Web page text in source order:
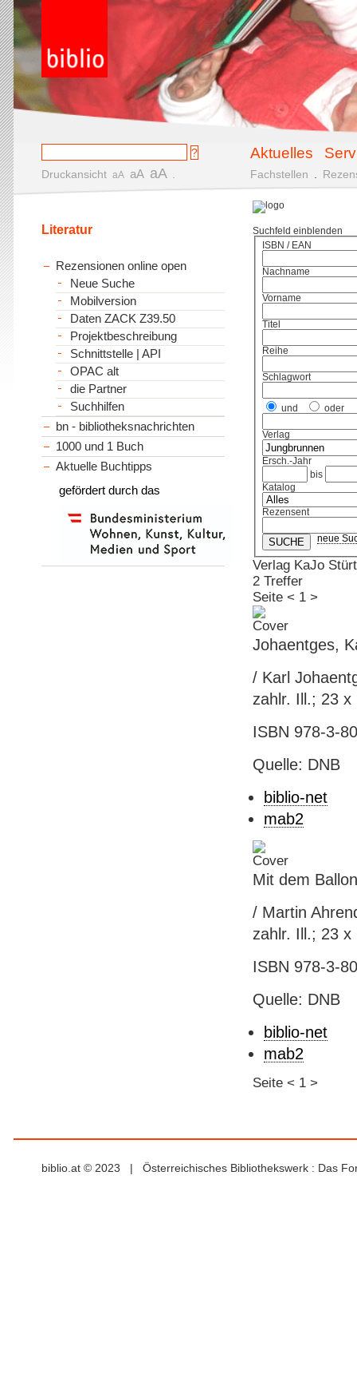
Aktuelles
Druckansicht aA aA aA Fachstellen
Suchfeld einblenden
ISBN / EAN
Nachname
Vorname
Titel
Reihe
Schlagwort
und oder
Verlag
Ersch.-Jahr
bis
Katalog
Rezensent
neue
Verlag KaJo
2 Treffer
Seite < 1 >
Johaentges,
/ Karl
zahlr. Ill.; 23
ISBN 978-3-
Quelle: DNB
biblio-net
mab2
Mit dem
/ Martin
zahlr. Ill.; 23
ISBN 978-3-
Quelle: DNB
biblio-net
mab2
Seite < 1 >
Literatur
Rezensionen online open
Neue Suche
Mobilversion
Daten ZACK Z39.50
Projektbeschreibung
Schnittstelle | API
OPAC alt
die Partner
Suchhilfen
bn - bibliotheksnachrichten
1000 und 1 Buch
Aktuelle Buchtipps
gefördert durch das
biblio.at © 2023 | Österreichisches Bibliothekswerk : Das